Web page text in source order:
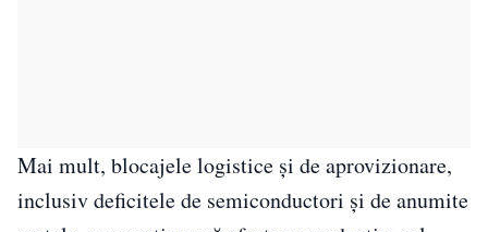
Mai mult, blocajele logistice şi de aprovizionare,
inclusiv deficitele de semiconductori şi de anumite